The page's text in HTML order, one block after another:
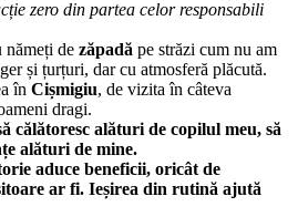
zero din partea celor responsabili
nămeți de zăpadă pe străzi cum nu am
și țurțuri, dar cu atmosferă plăcută.
în Cișmigiu, de vizita în câteva
dragi.
călătoresc alături de copilul meu, să
alături de mine.
aduce beneficii, oricât de
ar fi. Ieșirea din rutină ajută